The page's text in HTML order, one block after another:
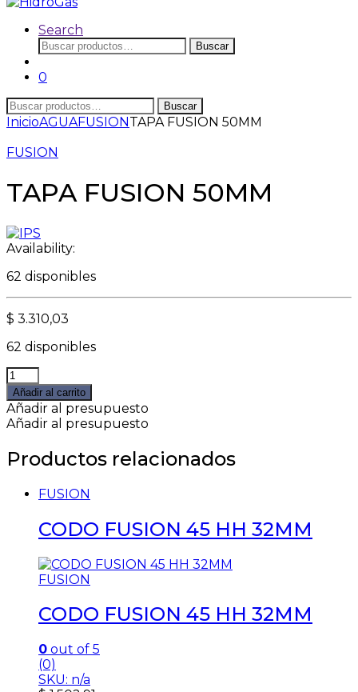
Search
Buscar
por:
Buscar
0
Buscar
por:
Buscar
InicioAGUAFUSIONTAPA FUSION 50MM
FUSION
TAPA FUSION 50MM
Availability:
62 disponibles
$ 3.310,03
62 disponibles
TAPA
FUSION
50MM
quantity
Añadir al carrito
Añadir al presupuesto
Añadir al presupuesto
Productos relacionados
FUSION
CODO FUSION 45 HH 32MM
FUSION
CODO FUSION 45 HH 32MM
0 out of 5
(0)
SKU: n/a